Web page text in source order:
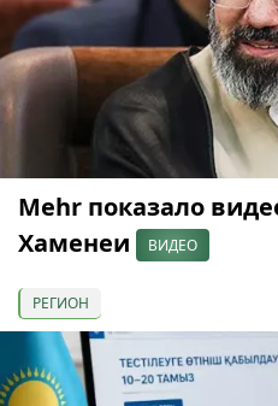
Mehr показало
Хаменеи
ВИДЕО
РЕГИОН